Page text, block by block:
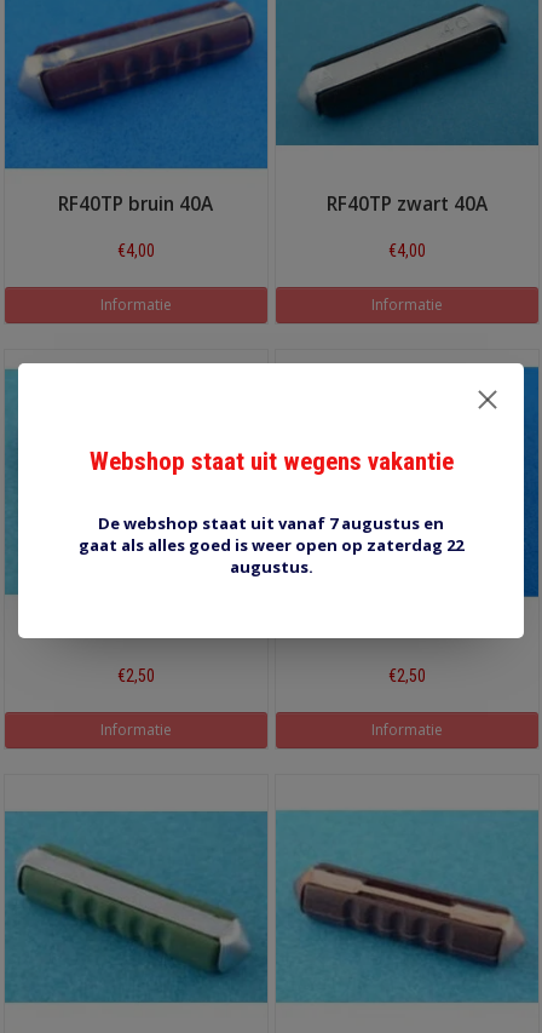
RF40TP bruin 40A
€4,00
Informatie
RF40TP zwart 40A
€4,00
Informatie
€2,50
Informatie
€2,50
Informatie
Webshop staat uit wegens vakantie
De webshop staat uit vanaf 7 augustus en
gaat als alles goed is weer open op zaterdag 22
augustus.